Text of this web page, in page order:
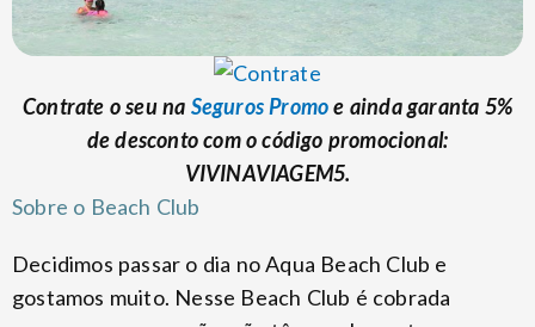
Contrate o seu na Seguros Promoe ainda garanta 5%
de desconto com o código promocional:
VIVINAVIAGEM5.
Sobre o Beach Club
Decidimos passar o dia no Aqua Beach Club e
gostamos muito. Nesse Beach Club é cobrada